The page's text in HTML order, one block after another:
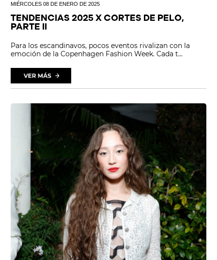
MIÉRCOLES 08 DE ENERO DE 2025
TENDENCIAS 2025 X CORTES DE PELO,
PARTE II
Para los escandinavos, pocos eventos rivalizan con la
emoción de la Copenhagen Fashion Week. Cada t...